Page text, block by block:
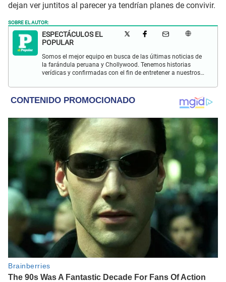
dejan ver juntitos al parecer ya tendrían planes de convivir.
SOBRE EL AUTOR:
ESPECTÁCULOS EL
POPULAR
Somos el mejor equipo en busca de las últimas noticias de
la farándula peruana y Chollywood. Tenemos historias
verídicas y confirmadas con el fin de entretener a nuestros